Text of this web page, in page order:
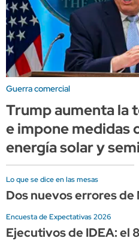
Guerra comercial
Trump aumenta la
e impone medidas
energía solar y
Lo que se dice en las mesas
Dos nuevos errores
Encuesta de Expectativas 2026
Ejecutivos de IDEA: el